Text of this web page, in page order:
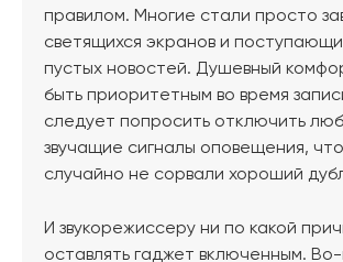
правилом. Многие стали просто
светящихся экранов и
пустых новостей. Душевный
быть приоритетным во время
следует попросить отключить
звучащие сигналы оповещения,
случайно не сорвали хороший
И звукорежиссеру ни по какой
оставлять гаджет включенным.